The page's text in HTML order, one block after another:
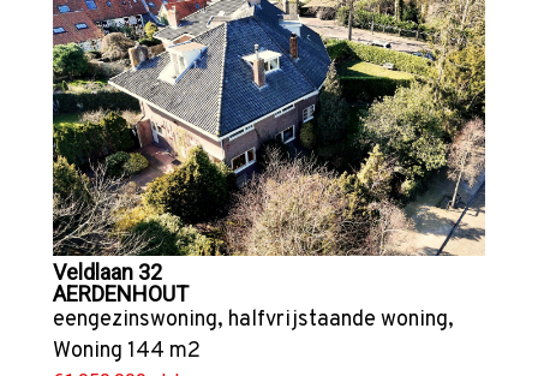
Veldlaan 32
AERDENHOUT
eengezinswoning, halfvrijstaande woning,
Woning 144 m2